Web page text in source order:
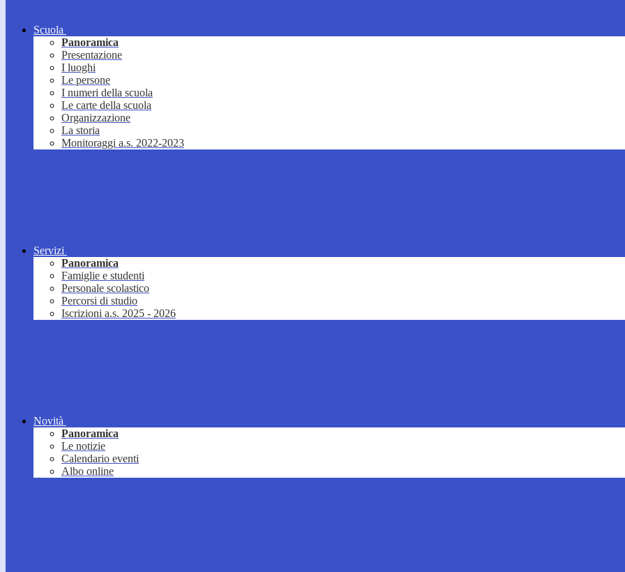
Scuola
Panoramica
Presentazione
I luoghi
Le persone
I numeri della scuola
Le carte della scuola
Organizzazione
La storia
Monitoraggi a.s. 2022-2023
Servizi
Panoramica
Famiglie e studenti
Personale scolastico
Percorsi di studio
Iscrizioni a.s. 2025 - 2026
Novità
Panoramica
Le notizie
Calendario eventi
Albo online